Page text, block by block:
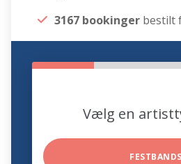
3167 bookinger bestilt
Vælg en
FESTBANDS